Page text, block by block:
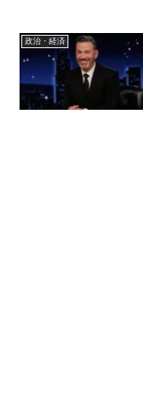
政治・経済